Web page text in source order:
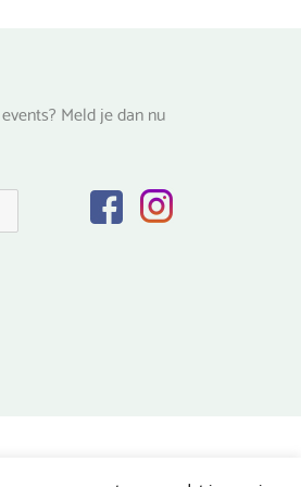
Meld je dan nu